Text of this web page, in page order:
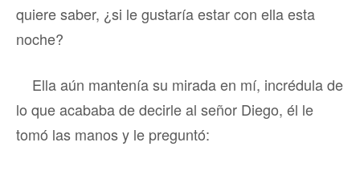
quiere saber, ¿si le gustaría estar con ella esta
noche?
Ella aún mantenía su mirada en mí, incrédula de
lo que acababa de decirle al señor Diego, él le
tomó las manos y le preguntó: